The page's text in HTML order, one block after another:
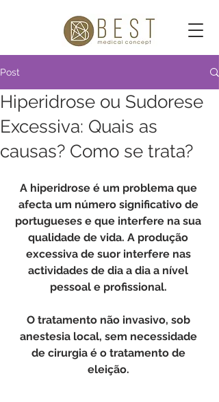
Post
Hiperidrose ou Sudorese
Excessiva: Quais as
causas? Como se trata?
A hiperidrose é um problema que
afecta um número significativo de
portugueses e que interfere na sua
qualidade de vida. A produção
excessiva de suor interfere nas
actividades de dia a dia a nível
pessoal e profissional.
O tratamento não invasivo, sob
anestesia local, sem necessidade
de cirurgia é o tratamento de
eleição.